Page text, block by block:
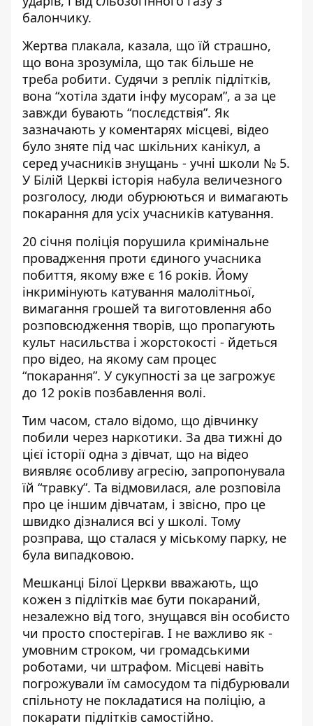
балончику.
Жертва плакала, казала, що їй страшно,
що вона зрозуміла, що так більше не
треба робити. Судячи з реплік підлітків,
вона “хотіла здати інфу мусорам”, а за це
завжди бувають “послєдствія”. Як
зазначають у коментарях місцеві, відео
було зняте під час шкільних канікул, а
серед учасників знущань - учні школи № 5.
У Білій Церкві історія набула величезного
розголосу, люди обурюються и вимагають
покарання для усіх учасників катування.
20 січня поліція порушила кримінальне
провадження проти єдиного учасника
побиття, якому вже є 16 років. Йому
інкримінують катування малолітньої,
вимагання грошей та виготовлення або
розповсюдження творів, що пропагують
культ насильства і жорстокості - йдеться
про відео, на якому сам процес
“покарання”. У сукупності за це загрожує
до 12 років позбавлення волі.
Тим часом, стало відомо, що дівчинку
побили через наркотики. За два тижні до
цієї історії одна з дівчат, що на відео
виявляє особливу агресію, запропонувала
їй “травку”. Та відмовилася, але розповіла
про це іншим дівчатам, і звісно, про це
швидко дізналися всі у школі. Тому
розправа, що сталася у міському парку, не
була випадковою.
Мешканці Білої Церкви вважають, що
кожен з підлітків має бути покараний,
незалежно від того, знущався він особисто
чи просто спостерігав. І не важливо як -
умовним строком, чи громадськими
роботами, чи штрафом. Місцеві навіть
погрожували їм самосудом та підбурювали
спільноту не покладатися на поліцію, а
покарати підлітків самостійно.